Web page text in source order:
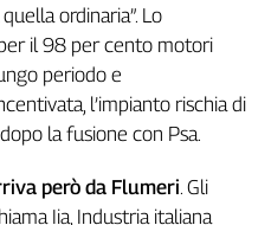
ordinaria”. Lo
il 98 per cento motori
periodo e
l’impianto rischia di
la fusione con Psa.
però da Flumeri. Gli
Iia, Industria italiana